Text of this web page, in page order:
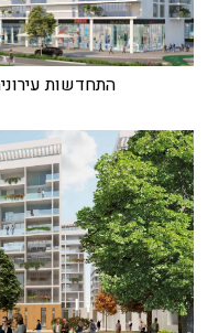
התחדשות